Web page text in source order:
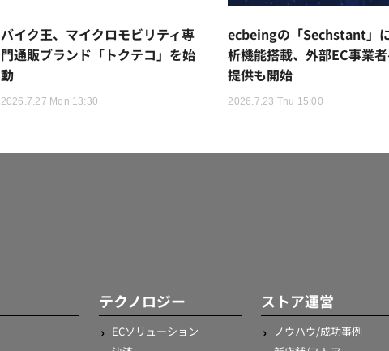
バイク王、マイクロモビリティ専
門通販ブランド「トクテコ」を始
動
2026.7.27 Mon 13:30
ecbeingの「Sechstant」
析機能搭載、外部EC事業
提供も開始
2026.7.23 Thu 15:00
テクノロジー
ECソリューション
ストア運営
ノウハウ/成功事例